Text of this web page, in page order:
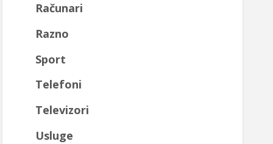
Računari
Razno
Sport
Telefoni
Televizori
Usluge